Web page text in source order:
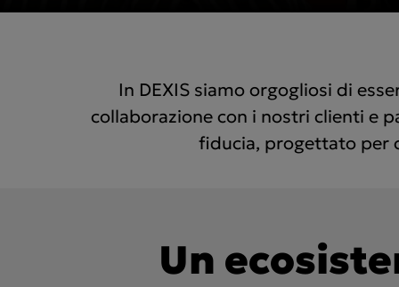
In DEXIS siamo orgogliosi di
collaborazione con i nostri clienti e
fiducia, progettato per
Un